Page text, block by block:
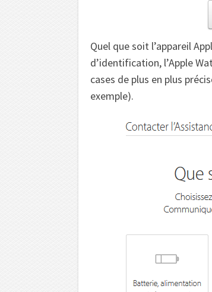
Quel que soit l’appareil
d’identification, l’Apple
cases de plus en plus
exemple).